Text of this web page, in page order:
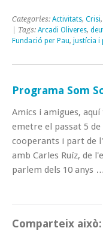
Categories: Activitats, Crisi,
| Tags: Arcadi Oliveres,
Fundació per Pau, justícia i
Programa Som
Amics i amigues,
emetre el passat 5
cooperants i part de
amb Carles Ruíz, de
parlem dels 10 anys …
Comparteix això: